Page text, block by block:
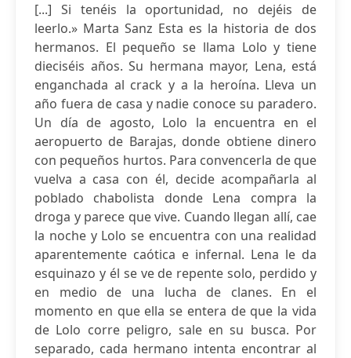
[...] Si tenéis la oportunidad, no dejéis de
leerlo.» Marta Sanz Esta es la historia de dos
hermanos. El pequeño se llama Lolo y tiene
dieciséis años. Su hermana mayor, Lena, está
enganchada al crack y a la heroína. Lleva un
año fuera de casa y nadie conoce su paradero.
Un día de agosto, Lolo la encuentra en el
aeropuerto de Barajas, donde obtiene dinero
con pequeños hurtos. Para convencerla de que
vuelva a casa con él, decide acompañarla al
poblado chabolista donde Lena compra la
droga y parece que vive. Cuando llegan allí, cae
la noche y Lolo se encuentra con una realidad
aparentemente caótica e infernal. Lena le da
esquinazo y él se ve de repente solo, perdido y
en medio de una lucha de clanes. En el
momento en que ella se entera de que la vida
de Lolo corre peligro, sale en su busca. Por
separado, cada hermano intenta encontrar al